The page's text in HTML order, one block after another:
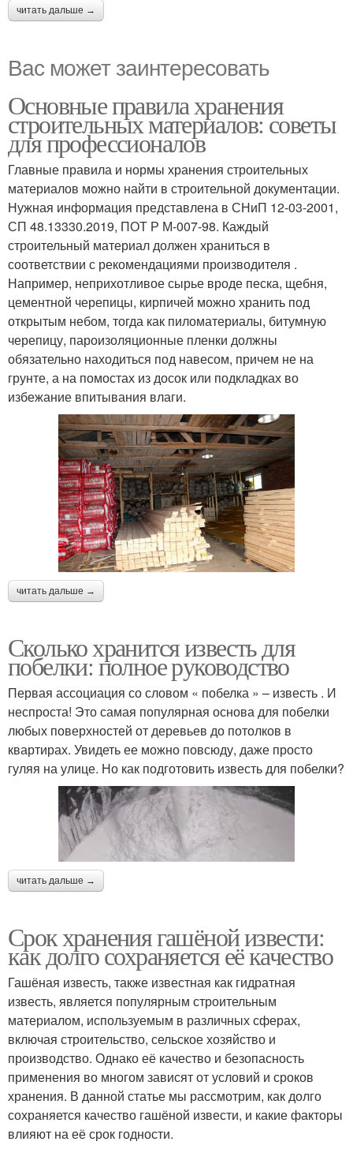
читать дальше →
Вас может заинтересовать
Основные правила хранения
строительных материалов: советы
для профессионалов
Главные правила и нормы хранения строительных
материалов можно найти в строительной документации.
Нужная информация представлена в СНиП 12-03-2001,
СП 48.13330.2019, ПОТ Р М-007-98. Каждый
строительный материал должен храниться в
соответствии с рекомендациями производителя .
Например, неприхотливое сырье вроде песка, щебня,
цементной черепицы, кирпичей можно хранить под
открытым небом, тогда как пиломатериалы, битумную
черепицу, пароизоляционные пленки должны
обязательно находиться под навесом, причем не на
грунте, а на помостах из досок или подкладках во
избежание впитывания влаги.
читать дальше →
Сколько хранится известь для
побелки: полное руководство
Первая ассоциация со словом « побелка » – известь . И
неспроста! Это самая популярная основа для побелки
любых поверхностей от деревьев до потолков в
квартирах. Увидеть ее можно повсюду, даже просто
гуляя на улице. Но как подготовить известь для побелки?
читать дальше →
Срок хранения гашёной извести:
как долго сохраняется её качество
Гашёная известь, также известная как гидратная
известь, является популярным строительным
материалом, используемым в различных сферах,
включая строительство, сельское хозяйство и
производство. Однако её качество и безопасность
применения во многом зависят от условий и сроков
хранения. В данной статье мы рассмотрим, как долго
сохраняется качество гашёной извести, и какие факторы
влияют на её срок годности.